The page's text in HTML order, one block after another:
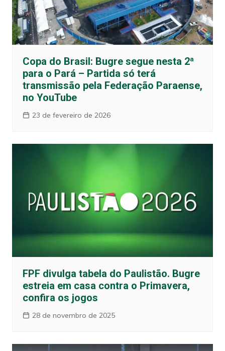
Copa do Brasil: Bugre segue nesta 2ª
para o Pará – Partida só terá
transmissão pela Federação Paraense,
no YouTube
23 de fevereiro de 2026
FPF divulga tabela do Paulistão. Bugre
estreia em casa contra o Primavera,
confira os jogos
28 de novembro de 2025